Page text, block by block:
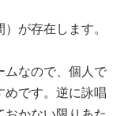
が存在します。
ムなので、個人で
めです。逆に詠唱